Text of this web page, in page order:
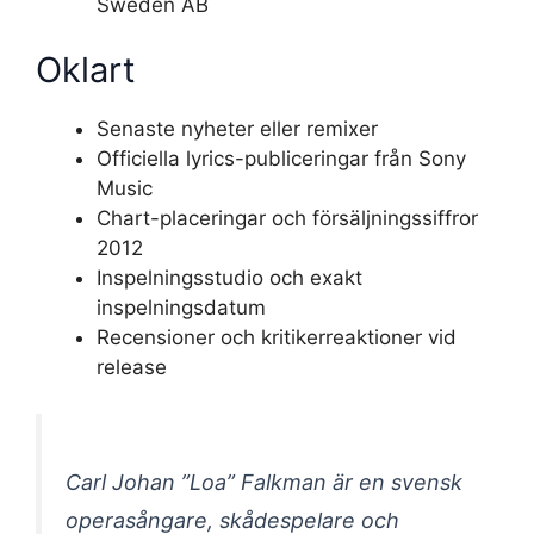
Oklart
Senaste nyheter eller remixer
Officiella lyrics-publiceringar från Sony
Music
Chart-placeringar och försäljningssiffror
2012
Inspelningsstudio och exakt
inspelningsdatum
Recensioner och kritikerreaktioner vid
release
Carl Johan ”Loa” Falkman är en svensk
operasångare, skådespelare och